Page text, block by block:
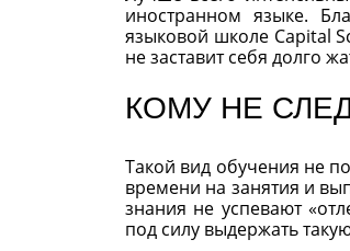
иностранном языке.
языковой школе Capital
не заставит себя долго
КОМУ НЕ
Такой вид обучения не
времени на занятия и
знания не успевают
под силу выдержать